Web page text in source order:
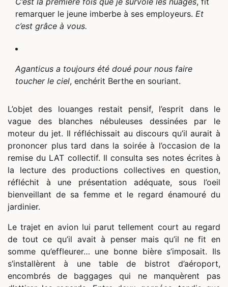
remarquer le jeune imberbe à ses employeurs. Et
c’est grâce à vous.
Aganticus a toujours été doué pour nous faire
toucher le ciel, enchérit Berthe en souriant.
L’objet des louanges restait pensif, l’esprit dans le
vague des blanches nébuleuses dessinées par le
moteur du jet. Il réfléchissait au discours qu’il aurait à
prononcer plus tard dans la soirée à l’occasion de la
remise du LAT collectif. Il consulta ses notes écrites à
la lecture des productions collectives en question,
réfléchit à une présentation adéquate, sous l’oeil
bienveillant de sa femme et le regard énamouré du
jardinier.
Le trajet en avion lui parut tellement court au regard
de tout ce qu’il avait à penser mais qu’il ne fit en
somme qu’effleurer… une bonne bière s’imposait. Ils
s’installèrent à une table de bistrot d’aéroport,
encombrés de baggages qui ne manquèrent pas